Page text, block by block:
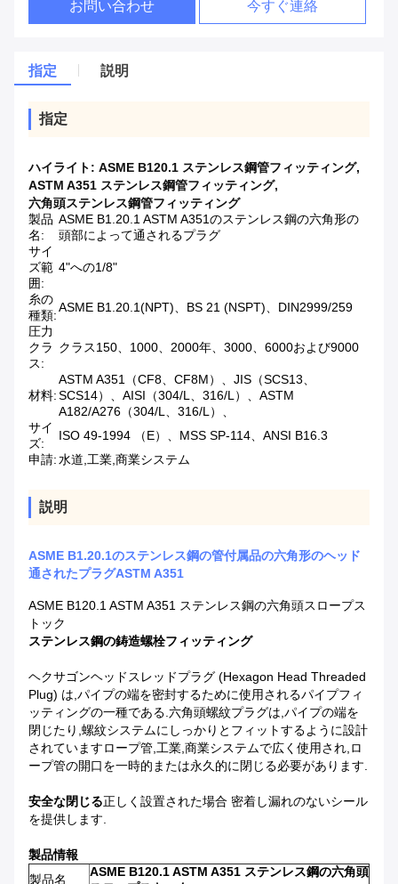
お問い合わせ 今すぐ連絡
指定 説明
指定
ハイライト: ASME B120.1 ステンレス鋼管フィッティング,
ASTM A351 ステンレス鋼管フィッティング,
六角頭ステンレス鋼管フィッティング
製品
名:
ASME B1.20.1 ASTM A351のステンレス鋼の六角形の
頭部によって通されるプラグ
サイ
ズ範
囲:
4"への1/8"
糸の
種類:
ASME B1.20.1(NPT)、BS 21 (NSPT)、DIN2999/259
圧力
クラ
ス:
クラス150、1000、2000年、3000、6000および9000
材料:
ASTM A351（CF8、CF8M）、JIS（SCS13、
SCS14）、AISI（304/L、316/L）、ASTM
A182/A276（304/L、316/L）、
サイ
ズ:
ISO 49-1994 （E）、MSS SP-114、ANSI B16.3
申請:水道,工業,商業システム
説明
ASME B1.20.1のステンレス鋼の管付属品の六角形のヘッド
通されたプラグASTM A351
ASME B120.1 ASTM A351 ステンレス鋼の六角頭スロープス
トック
ステンレス鋼の鋳造螺栓フィッティング
ヘクサゴンヘッドスレッドプラグ (Hexagon Head Threaded
Plug) は,パイプの端を密封するために使用されるパイプフィ
ッティングの一種である.六角頭螺紋プラグは,パイプの端を
閉じたり,螺紋システムにしっかりとフィットするように設計
されていますロープ管,工業,商業システムで広く使用され,ロ
ープ管の開口を一時的または永久的に閉じる必要があります.
安全な閉じる正しく設置された場合 密着し漏れのないシール
を提供します.
製品情報
製品名
ASME B120.1 ASTM A351 ステンレス鋼の六角頭